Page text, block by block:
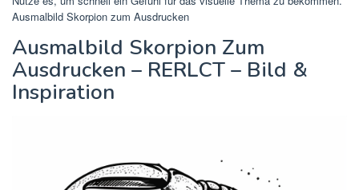
Ausmalbild Skorpion zum Ausdrucken
Ausmalbild Skorpion Zum
Ausdrucken – RERLCT – Bild &
Inspiration